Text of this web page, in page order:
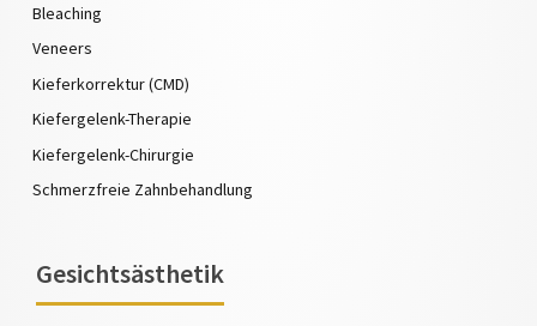
Bleaching
Veneers
Kieferkorrektur (CMD)
Kiefergelenk-Therapie
Kiefergelenk-Chirurgie
Schmerzfreie Zahnbehandlung
Gesichtsästhetik